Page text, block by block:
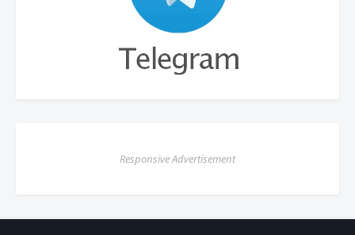
Responsive Advertisement